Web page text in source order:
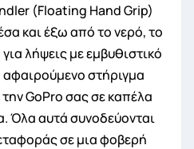
(Floating Hand Grip)
και έξω από το νερό, το
λήψεις με εμβυθιστικό
στήριγμα
GoPro σας σε καπέλα
Όλα αυτά συνοδεύονται
σε μια φοβερή